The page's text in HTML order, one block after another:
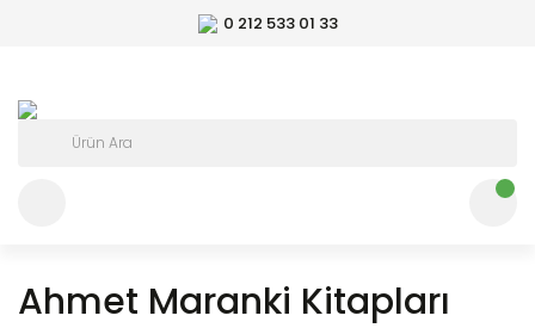
0 212 533 01 33
Ahmet Maranki Kitapları